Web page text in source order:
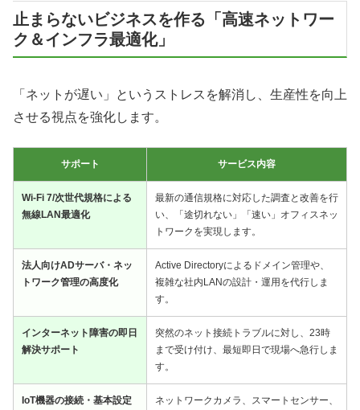
止まらないビジネスを作る「高速ネットワー
ク＆インフラ最適化」
「ネットが遅い」というストレスを解消し、生産性を向上
させる視点を強化します。
サポート サービス内容
Wi-Fi 7/次世代規格による
無線LAN最適化
最新の通信規格に対応した調査と改善を行
い、「途切れない」「速い」オフィスネッ
トワークを実現します。
法人向けADサーバ・ネッ
トワーク管理の高度化
Active Directoryによるドメイン管理や、
複雑な社内LANの設計・運用を代行しま
す。
インターネット障害の即日
解決サポート
突然のネット接続トラブルに対し、23時
まで受け付け、最短即日で現場へ急行しま
す。
IoT機器の接続・基本設定
ネットワークカメラ、スマートセンサー、